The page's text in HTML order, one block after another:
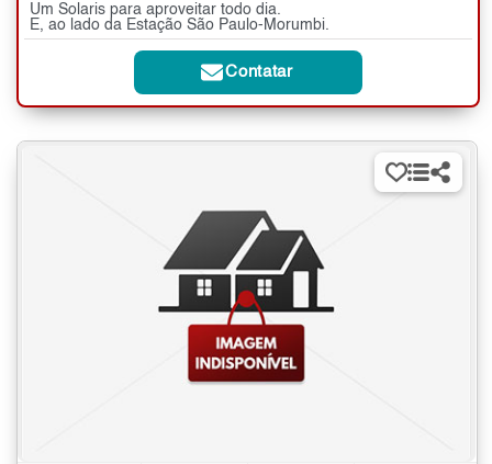
Um Solaris para aproveitar todo dia.
E, ao lado da Estação São Paulo-Morumbi.
Contatar